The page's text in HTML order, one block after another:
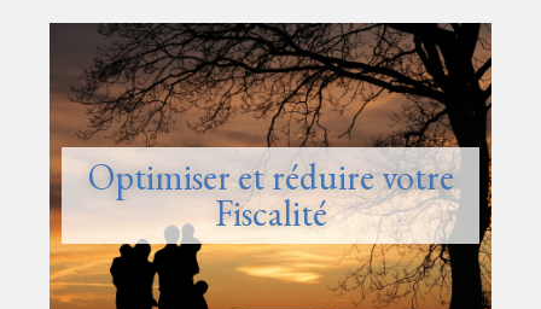
Optimiser et réduire votre
Fiscalité